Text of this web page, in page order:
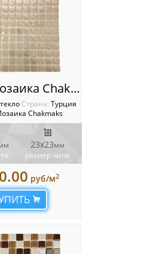
23 Bej Мозаика Chakmaks
Cтрана: Турция
Chakmaks
23х23мм
размер чипа
руб/м2